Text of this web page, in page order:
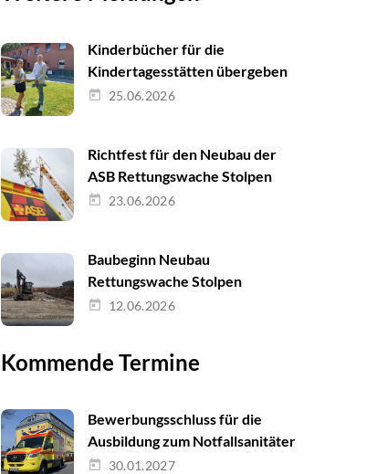
Kinderbücher für die
Kindertagesstätten übergeben
25.06.2026
Richtfest für den Neubau der
ASB Rettungswache Stolpen
23.06.2026
Baubeginn Neubau
Rettungswache Stolpen
12.06.2026
Kommende Termine
Bewerbungsschluss für die
Ausbildung zum Notfallsanitäter
30.01.2027